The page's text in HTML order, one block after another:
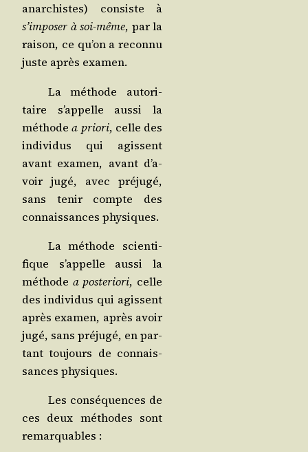
anar­chistes) consiste à
s’im­po­ser à soi-même, par la
rai­son, ce qu’on a recon­nu
juste après examen.
La méthode auto­ri­
taire s’ap­pelle aus­si la
méthodea prio­ri, celle des
indi­vi­dus qui agissent
avant exa­men, avant d’a­
voir jugé, avec pré­ju­gé,
sans tenir compte des
connais­sances physiques.
La méthode scien­ti­
fique s’ap­pelle aus­si la
méthode a pos­te­rio­ri, celle
des indi­vi­dus qui agissent
après exa­men, après avoir
jugé, sans pré­ju­gé, en par­
tant tou­jours de connais­
sances physiques.
Les consé­quences de
ces deux méthodes sont
remarquables :